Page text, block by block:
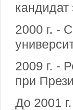
кандидат
2000 г. -
2009 г. -
при
До 2001